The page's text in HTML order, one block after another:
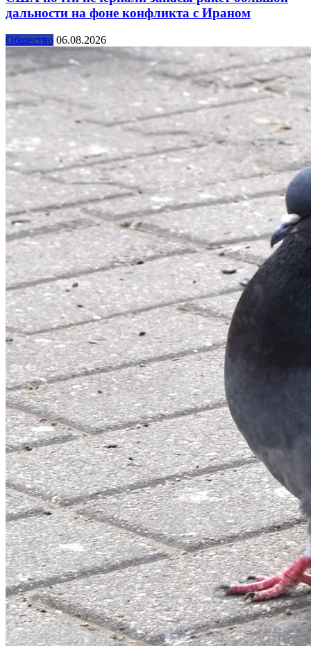
дальности на фоне конфликта с Ираном
Общество 06.08.2026